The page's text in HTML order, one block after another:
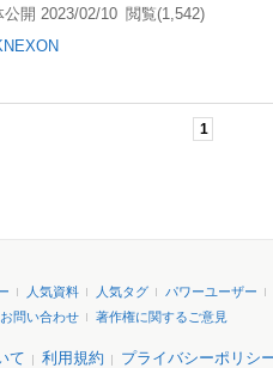
公開 2023/02/10 閲覧(1,542)
1
人気資料 人気タグ
パワーユーザー
お問い合わせ 著作権に関するご意見
て 利用規約 プライバシーポリシ